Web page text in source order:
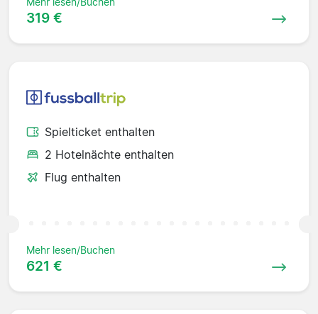
319 €
Spielticket enthalten
2 Hotelnächte enthalten
Flug enthalten
Mehr lesen/Buchen
621 €